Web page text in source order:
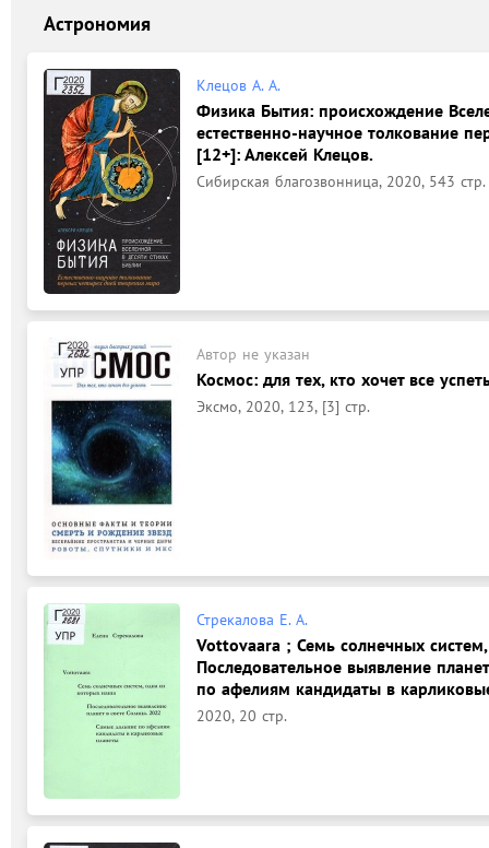
Астрономия
Клецов А. А.
Физика Бытия: происхождение
естественно-научное толкование
[12+]: Алексей Клецов.
Сибирская благозвонница, 2020, 543 стр.
Автор не указан
Космос: для тех, кто хочет все
Эксмо, 2020, 123, [3] стр.
Стрекалова Е. А.
Vottovaara ; Семь солнечных
Последовательное выявление
по афелиям кандидаты в
2020, 20 стр.